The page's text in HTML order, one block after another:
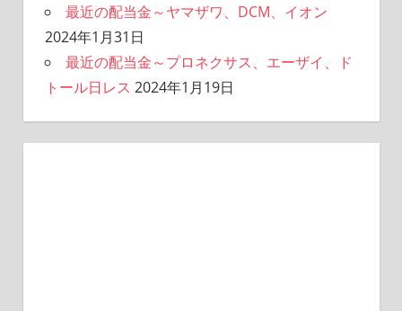
最近の配当金～ヤマザワ、DCM、イオン
2024年1月31日
最近の配当金～プロネクサス、エーザイ、ド
トール日レス 2024年1月19日